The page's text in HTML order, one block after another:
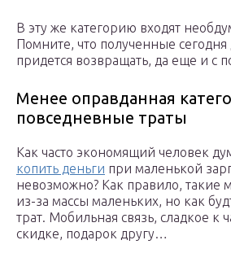
В эту же категорию входят
Помните, что полученные сегодня
придется возвращать, да еще и с
Менее оправданная
повседневные траты
Как часто экономящий человек
копить деньги при маленькой
невозможно? Как правило, такие
из-за массы маленьких, но как
трат. Мобильная связь, сладкое к
скидке, подарок другу…